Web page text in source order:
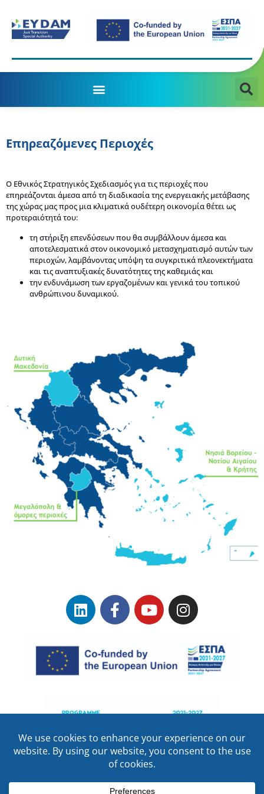
Επηρεαζόμενες Περιοχές
Ο Εθνικός Στρατηγικός Σχεδιασμός για τις περιοχές που
επηρεάζονται άμεσα από τη διαδικασία της ενεργειακής μετάβασης
της χώρας μας προς μια κλιματικά ουδέτερη οικονομία θέτει ως
προτεραιότητά του:
τη στήριξη επενδύσεων που θα συμβάλλουν άμεσα και
αποτελεσματικά στον οικονομικό μετασχηματισμό αυτών των
περιοχών, λαμβάνοντας υπόψη τα συγκριτικά πλεονεκτήματα
και τις αναπτυξιακές δυνατότητες της καθεμιάς και
την ενδυνάμωση των εργαζομένων και γενικά του τοπικού
ανθρώπινου δυναμικού.